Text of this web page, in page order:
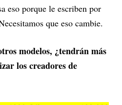
eso porque le escriben por
que eso cambie.
modelos, ¿tendrán más
los creadores de